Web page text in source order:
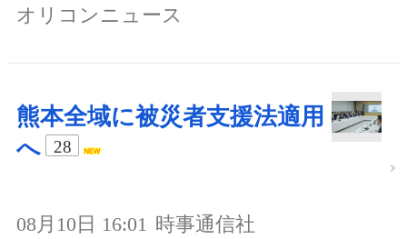
オリコンニュース
熊本全域に被災者支援法適用
へ
28
08月10日 16:01 時事通信社